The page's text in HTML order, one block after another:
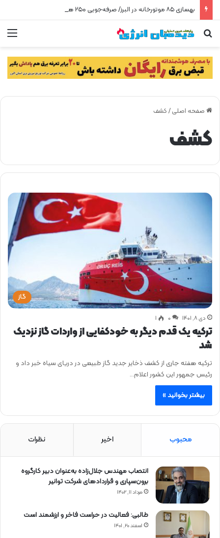
جستجو برای
صفحه اصلی / کشف
کشف
گاز
دی ۸, ۱۴۰۱ 0 ۱
ترکیه یک قدم دیگر به خودکفایی از واردات گاز نزدیک
شد
ترکیه هفته جاری از کشف ذخایر جدید گاز طبیعی در دریای سیاه خبر داد و
رئیس جمهور این کشور اعلام…
بیشتر بخوانید »
محبوب اخیر نظرات
انتصاب مهندس جلال‌زاده به‌عنوان دبیر كارگروه
برون‌سپاری و قراردادهای شركت توانیر
مرداد ۱۱, ۱۴۰۲
طالبی: فعالیت در حراست فاخر و ارزشمند است
اسفند ۲۰, ۱۴۰۱